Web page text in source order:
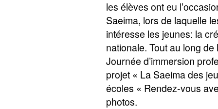
les élèves ont eu
Saeima, lors de laquelle
intéresse les jeunes: la
nationale. Tout au long
Journée d’immersion
projet « La Saeima des
écoles « Rendez-vous
photos.